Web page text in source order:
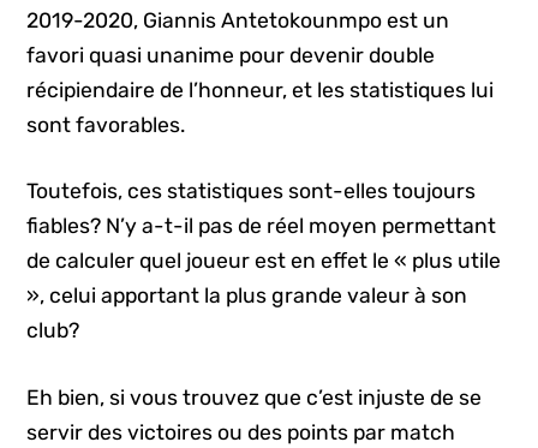
2019-2020, Giannis Antetokounmpo est un
favori quasi unanime pour devenir double
récipiendaire de l’honneur, et les statistiques lui
sont favorables.
Toutefois, ces statistiques sont-elles toujours
fiables? N’y a-t-il pas de réel moyen permettant
de calculer quel joueur est en effet le « plus utile
», celui apportant la plus grande valeur à son
club?
Eh bien, si vous trouvez que c’est injuste de se
servir des victoires ou des points par match